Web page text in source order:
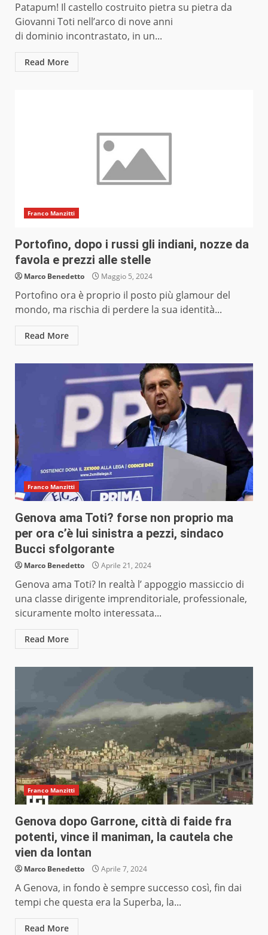
Patapum! Il castello costruito pietra su pietra da
Giovanni Toti nell’arco di nove anni
di dominio incontrastato, in un...
Read More
Franco Manzitti
Portofino, dopo i russi gli indiani, nozze da
favola e prezzi alle stelle
Marco Benedetto Maggio 5, 2024
Portofino ora è proprio il posto più glamour del
mondo, ma rischia di perdere la sua identità...
Read More
Franco Manzitti
Genova ama Toti? forse non proprio ma
per ora c’è lui sinistra a pezzi, sindaco
Bucci sfolgorante
Marco Benedetto Aprile 21, 2024
Genova ama Toti? In realtà l’ appoggio massiccio di
una classe dirigente imprenditoriale, professionale,
sicuramente molto interessata...
Read More
Franco Manzitti
Genova dopo Garrone, città di faide fra
potenti, vince il maniman, la cautela che
vien da lontan
Marco Benedetto Aprile 7, 2024
A Genova, in fondo è sempre successo così, fin dai
tempi che questa era la Superba, la...
Read More